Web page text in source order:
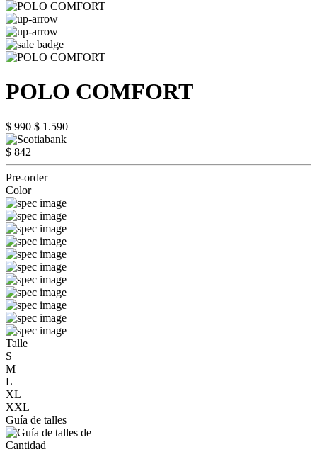
POLO COMFORT
$ 990 $ 1.590
$ 842
Pre-order
Color
Talle
S
M
L
XL
XXL
Guía de talles
Cantidad